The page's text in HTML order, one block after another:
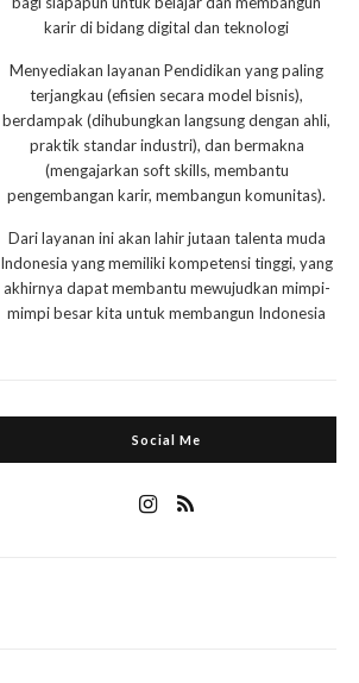
karir di bidang digital dan teknologi
Menyediakan layanan Pendidikan yang paling
terjangkau (efisien secara model bisnis),
berdampak (dihubungkan langsung dengan ahli,
praktik standar industri), dan bermakna
(mengajarkan soft skills, membantu
pengembangan karir, membangun komunitas).
Dari layanan ini akan lahir jutaan talenta muda
Indonesia yang memiliki kompetensi tinggi, yang
akhirnya dapat membantu mewujudkan mimpi-
mimpi besar kita untuk membangun Indonesia
Social Me